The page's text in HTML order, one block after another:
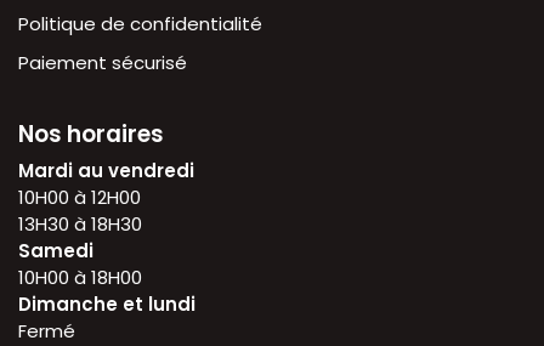
Politique de confidentialité
Paiement sécurisé
Nos horaires
Mardi au vendredi
10H00 à 12H00
13H30 à 18H30
Samedi
10H00 à 18H00
Dimanche et lundi
Fermé